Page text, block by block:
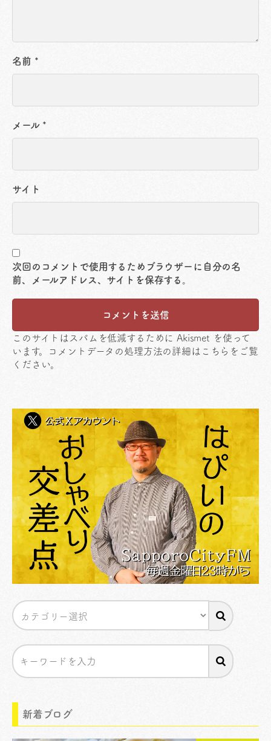
名前 *
メール *
サイト
次回のコメントで使用するためブラウザーに自分の名
前、メールアドレス、サイトを保存する。
このサイトはスパムを低減するために Akismet を使って
います。
コメントデータの処理方法の詳細はこちらをご覧
ください。
新着ブログ